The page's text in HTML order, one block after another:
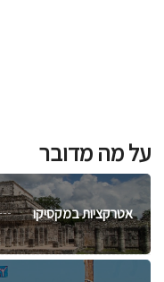
על מה מדובר
אטרקציות במקסיקו